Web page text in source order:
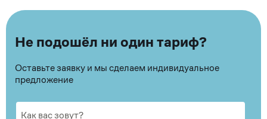
Не подошёл ни один тариф?
Оставьте заявку и мы сделаем индивидуальное
предложение